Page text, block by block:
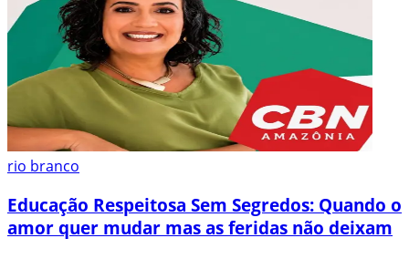
rio branco
Educação Respeitosa Sem Segredos: Quando o
amor quer mudar mas as feridas não deixam